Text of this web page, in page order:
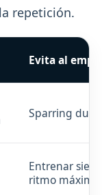
repetición.
Evita al
Sparring duro
Entrenar
ritmo máximo